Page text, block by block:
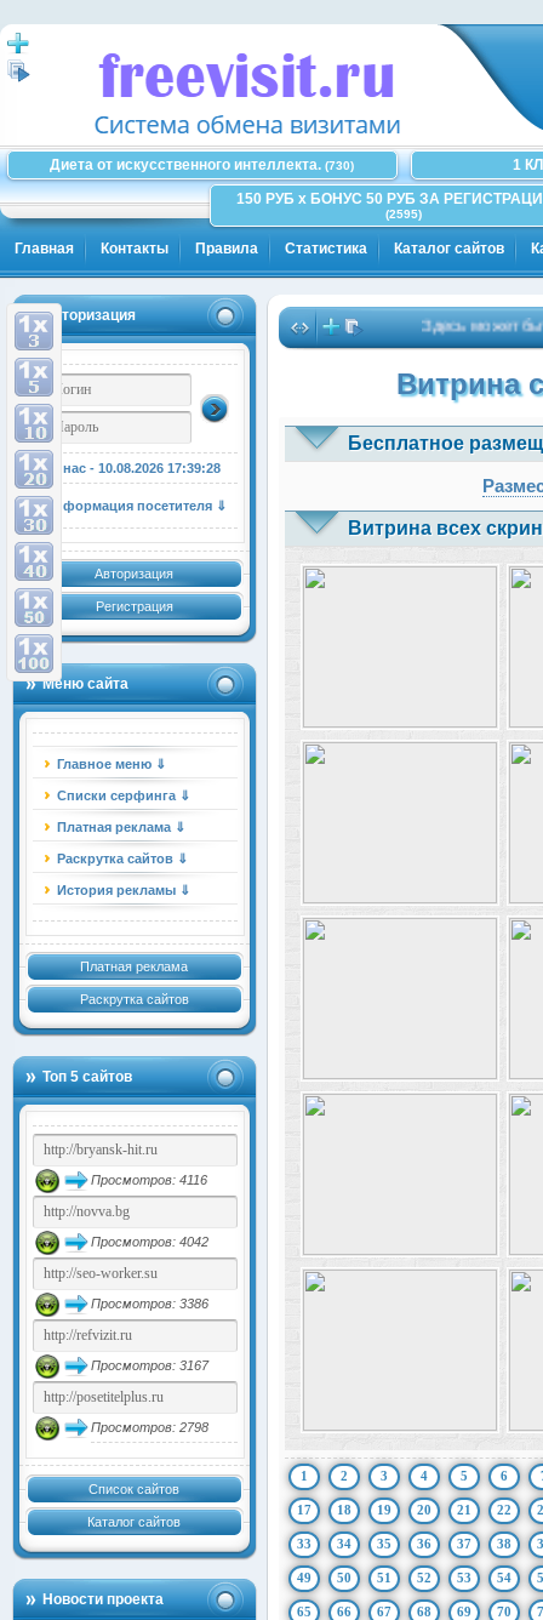
Диета от искусственного интеллекта. (730)
1
150 РУБ x БОНУС 50 РУБ ЗА
(2595)
Главная Контакты Правила Статистика Каталог сайтов
Авторизация
У нас - 10.08.2026 17:39:28
Информация посетителя ⇓
Авторизация
Регистрация
Меню сайта
Главное меню ⇓
Списки серфинга ⇓
Платная реклама ⇓
Раскрутка сайтов ⇓
История рекламы ⇓
Платная реклама
Раскрутка сайтов
Топ 5 сайтов
Просмотров: 4116
Просмотров: 4042
Просмотров: 3386
Просмотров: 3167
Просмотров: 2798
Список сайтов
Каталог сайтов
Новости проекта
Здесь может быть
Витрина
Бесплатное
Витрина всех
1 2 3 4 5 6
17 18 19 20 21 22
33 34 35 36 37 38
49 50 51 52 53 54
65 66 67 68 69 70